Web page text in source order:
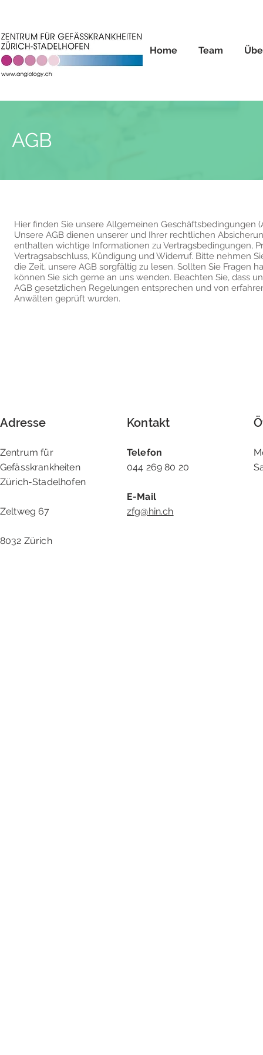
Home Team
AGB
Hier finden Sie unsere Allgemeinen Geschäftsbedingungen
Unsere AGB dienen unserer und Ihrer rechtlichen
enthalten wichtige Informationen zu Vertragsbedingungen,
Vertragsabschluss, Kündigung und Widerruf. Bitte nehmen
die Zeit, unsere AGB sorgfältig zu lesen. Sollten Sie Fragen
können Sie sich gerne an uns wenden. Beachten Sie, dass
AGB gesetzlichen Regelungen entsprechen und von
Anwälten geprüft wurden.
Adresse Kontakt
Zentrum für
Gefässkrankheiten
Zürich-Stadelhofen
Zeltweg 67
8032 Zürich
Telefon
044 269 80 20
E-Mail
zfg@hin.ch